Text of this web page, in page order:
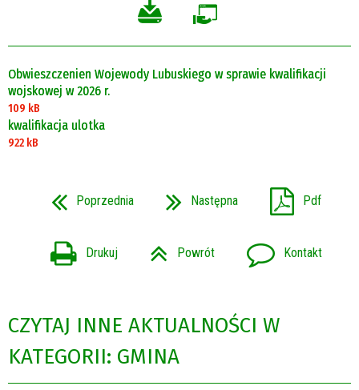
Obwieszczenien Wojewody Lubuskiego w sprawie kwalifikacji
wojskowej w 2026 r.
109 kB
kwalifikacja ulotka
922 kB
Poprzednia Następna Pdf
Drukuj Powrót Kontakt
CZYTAJ INNE AKTUALNOŚCI W
KATEGORII: GMINA